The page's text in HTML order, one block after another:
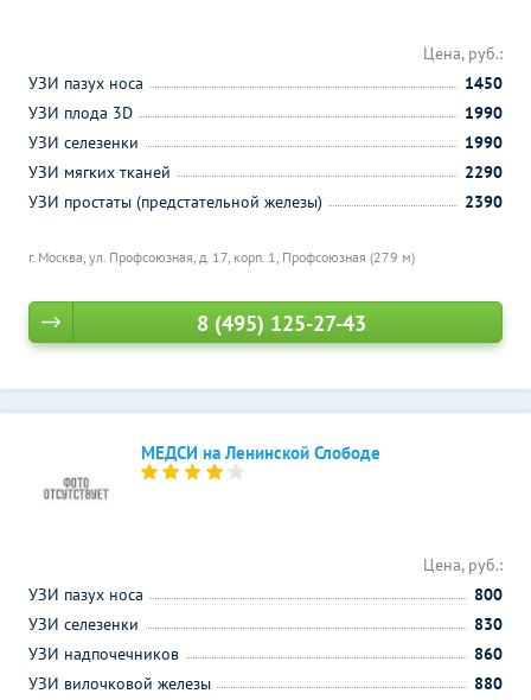
г. Москва, ул. Профсоюзная, д. 17, корп. 1, Профсоюзная (279 м)
Цена, руб.:
УЗИ пазух носа
1450
УЗИ плода 3D
1990
УЗИ селезенки
1990
УЗИ мягких тканей
2290
УЗИ простаты (предстательной железы)
2390
8 (495) 125-27-43
МЕДСИ на Ленинской Слободе
Цена, руб.:
УЗИ пазух носа
800
УЗИ селезенки
830
УЗИ надпочечников
860
УЗИ вилочковой железы
880